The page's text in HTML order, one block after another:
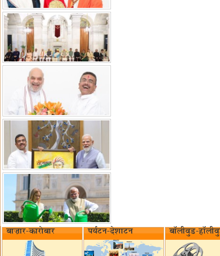
बाज़ार-कारोबार पर्यटन-देशाटन बॉलीवुड-